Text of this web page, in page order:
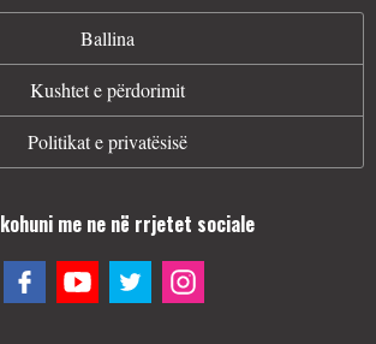
Ballina
Kushtet e përdorimit
Politikat e privatësisë
me ne në rrjetet sociale